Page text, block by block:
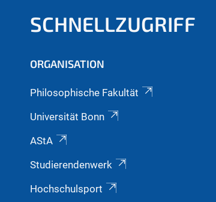
SCHNELLZUGRIFF
ORGANISATION
Philosophische Fakultät
Universität Bonn
AStA
Studierendenwerk
Hochschulsport